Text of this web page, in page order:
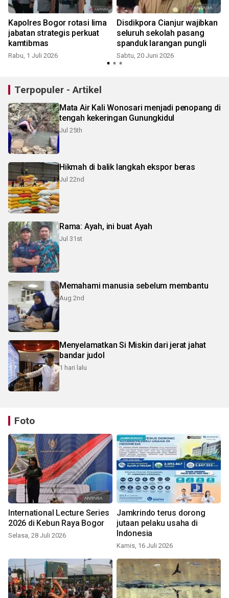
Kapolres Bogor rotasi lima
jabatan strategis perkuat
kamtibmas
Rabu, 1 Juli 2026
Disdikpora Cianjur wajibkan
seluruh sekolah pasang
spanduk larangan pungli
Sabtu, 20 Juni 2026
Terpopuler - Artikel
Mata Air Kali Wonosari menjadi penopang di
tengah kekeringan Gunungkidul
Jul 25th
Hikmah di balik langkah ekspor beras
Jul 22nd
Rama: Ayah, ini buat Ayah
Jul 31st
Memahami manusia sebelum membantu
Aug 2nd
Menyelamatkan Si Miskin dari jerat jahat
bandar judol
1 hari lalu
Foto
International Lecture Series
2026 di Kebun Raya Bogor
Selasa, 28 Juli 2026
Jamkrindo terus dorong
jutaan pelaku usaha di
Indonesia
Kamis, 16 Juli 2026